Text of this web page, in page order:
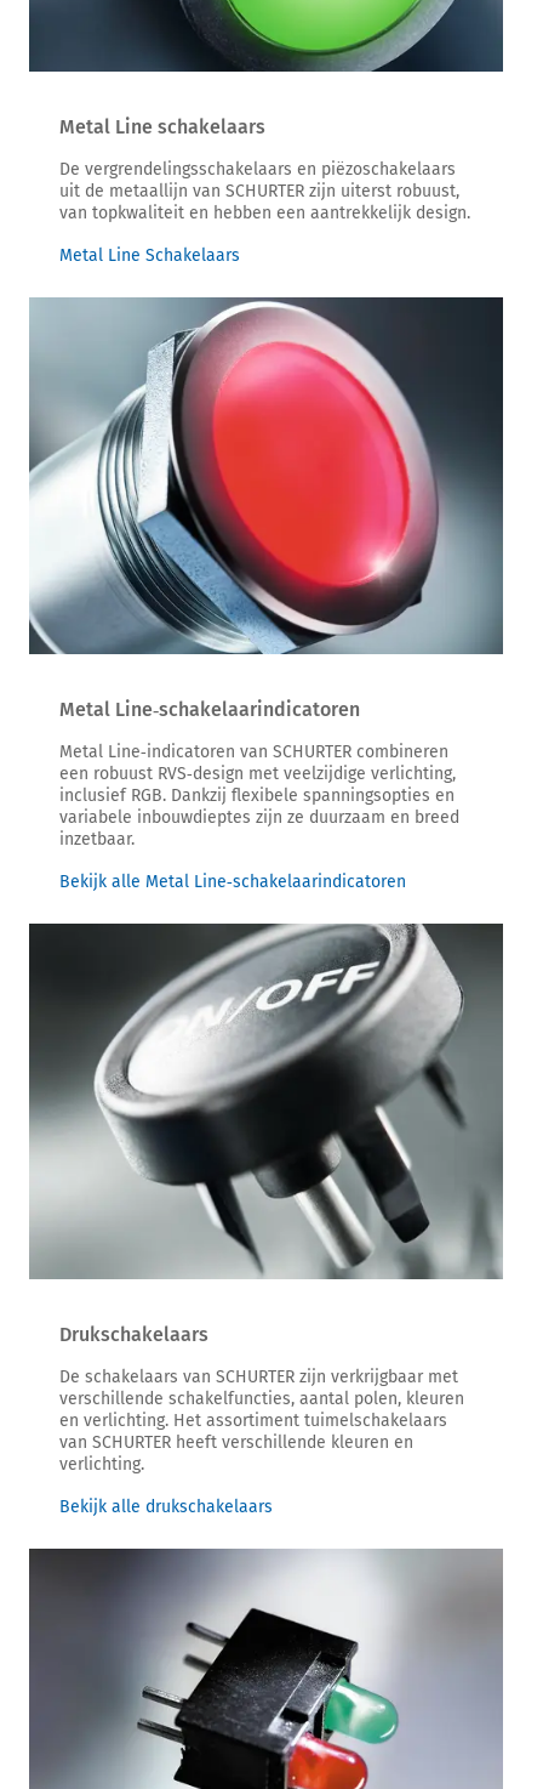
Metal Line schakelaars
De vergrendelingsschakelaars en piëzoschakelaars
uit de metaallijn van SCHURTER zijn uiterst robuust,
van topkwaliteit en hebben een aantrekkelijk design.
Metal Line Schakelaars
Metal Line‑schakelaarindicatoren
Metal Line‑indicatoren van SCHURTER combineren
een robuust RVS‑design met veelzijdige verlichting,
inclusief RGB. Dankzij flexibele spanningsopties en
variabele inbouwdieptes zijn ze duurzaam en breed
inzetbaar.
Bekijk alle Metal Line‑schakelaarindicatoren
Drukschakelaars
De schakelaars van SCHURTER zijn verkrijgbaar met
verschillende schakelfuncties, aantal polen, kleuren
en verlichting. Het assortiment tuimelschakelaars
van SCHURTER heeft verschillende kleuren en
verlichting.
Bekijk alle drukschakelaars